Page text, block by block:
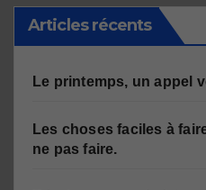
Articles récents
Le printemps, un appel
Les choses faciles à
ne pas faire.